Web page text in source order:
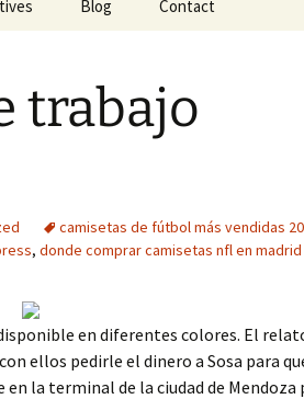
Blog Contact
trabajo
camisetas de fútbol más vendidas
, donde comprar camisetas nfl en madrid
en diferentes colores. El
ellos pedirle el dinero a Sosa para
la terminal de la ciudad de Mendoza